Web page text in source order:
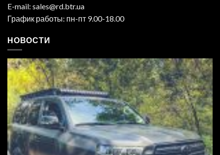
E-mail: sales@rd.btr.ua
График работы: пн-пт 9.00-18.00
НОВОСТИ